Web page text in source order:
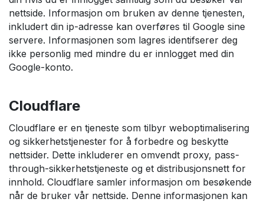
nettside. Informasjon om bruken av denne tjenesten,
inkludert din ip-adresse kan overføres til Google sine
servere. Informasjonen som lagres identifserer deg
ikke personlig med mindre du er innlogget med din
Google-konto.
Cloudflare
Cloudflare er en tjeneste som tilbyr weboptimalisering
og sikkerhetstjenester for å forbedre og beskytte
nettsider. Dette inkluderer en omvendt proxy, pass-
through-sikkerhetstjeneste og et distribusjonsnett for
innhold. Cloudflare samler informasjon om besøkende
når de bruker vår nettside. Denne informasjonen kan